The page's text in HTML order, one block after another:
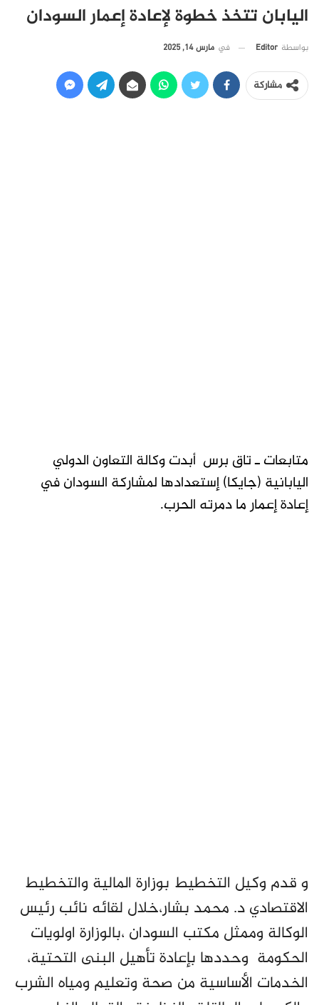
اليابان تتخذ خطوة لإعادة إعمار السودان
بواسطة Editor في مارس 14, 2025
مشاركة
متابعات ـ تاق برس أبدت وكالة التعاون الدولي
اليابانية (جايكا) إستعدادها لمشاركة السودان في
إعادة إعمار ما دمرته الحرب.
و قدم وكيل التخطيط بوزارة المالية والتخطيط
الاقتصادي د. محمد بشار،خلال لقائه نائب رئيس
الوكالة وممثل مكتب السودان ،بالوزارة اولويات
الحكومة وحددها بإعادة تأهيل البنى التحتية،
الخدمات الأساسية من صحة وتعليم ومياه الشرب